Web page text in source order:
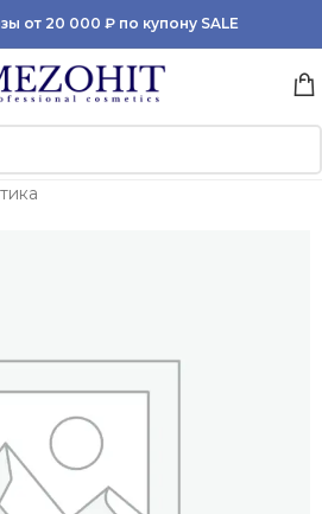
от 20 000 ₽ по купону SALE